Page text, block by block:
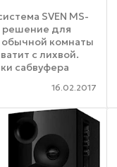
SVEN MS-
решение для
комнаты
с лихвой.
сабвуфера
бас, а 75 мм
...
16.02.2017